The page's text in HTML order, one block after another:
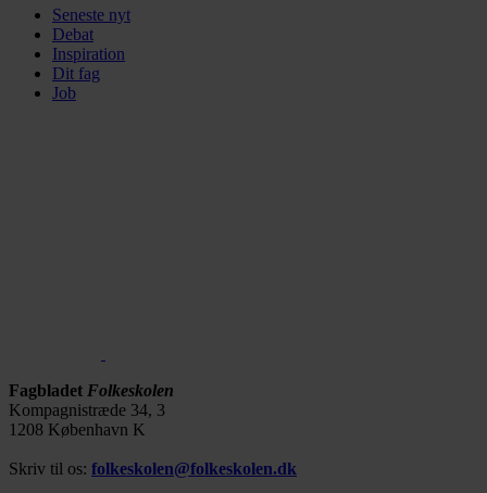
Seneste nyt
Debat
Inspiration
Dit fag
Job
Fagbladet Folkeskolen
Kompagnistræde 34, 3
1208 København K
Skriv til os: folkeskolen@folkeskolen.dk